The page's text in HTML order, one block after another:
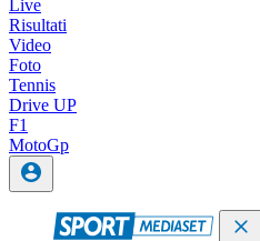
Live
Risultati
Video
Foto
Tennis
Drive UP
F1
MotoGp